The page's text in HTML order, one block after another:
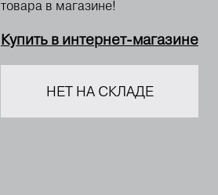
товара в магазине!
Купить в интернет-магазине
НЕТ НА СКЛАДЕ